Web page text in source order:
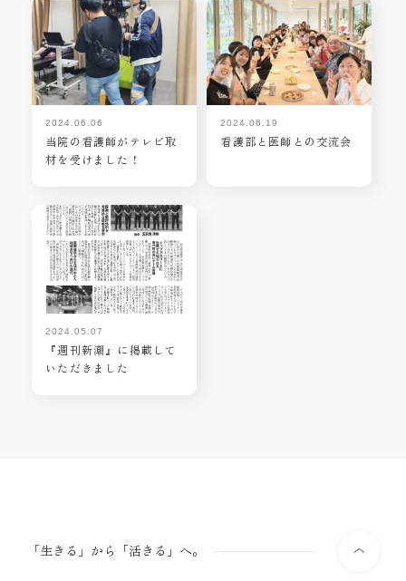
2024.06.06
当院の看護師がテレビ取
材を受けました！
2024.06.19
看護部と医師との交流会
2024.05.07
『週刊新潮』に掲載して
いただきました
「生きる」から「活きる」へ。